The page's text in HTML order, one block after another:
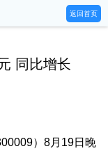
返回首页
同比增长
）8月19日晚